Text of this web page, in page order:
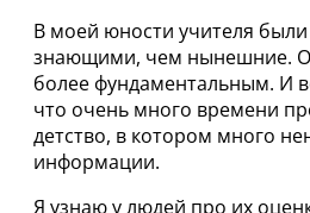
В моей юности учителя
знающими, чем нынешние.
более фундаментальным. И
что очень много времени
детство, в котором много
информации.
Я узнаю у людей про их